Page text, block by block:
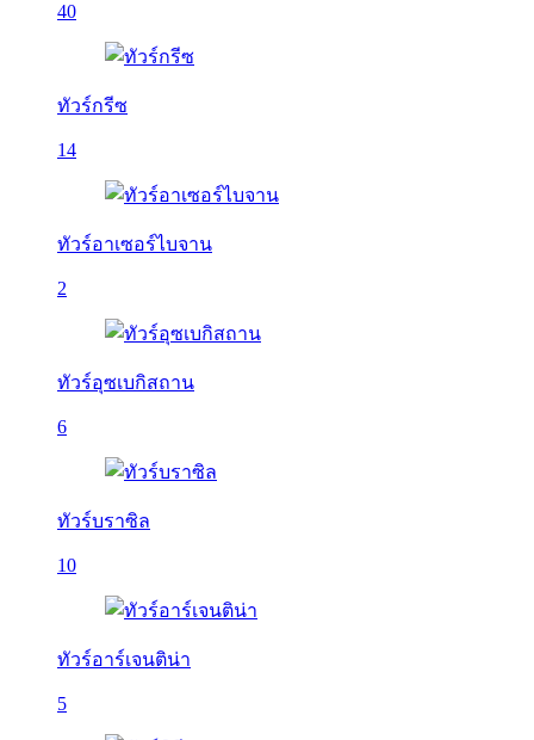
40
ทัวร์กรีซ
14
ทัวร์อาเซอร์ไบจาน
2
ทัวร์อุซเบกิสถาน
6
ทัวร์บราซิล
10
ทัวร์อาร์เจนติน่า
5